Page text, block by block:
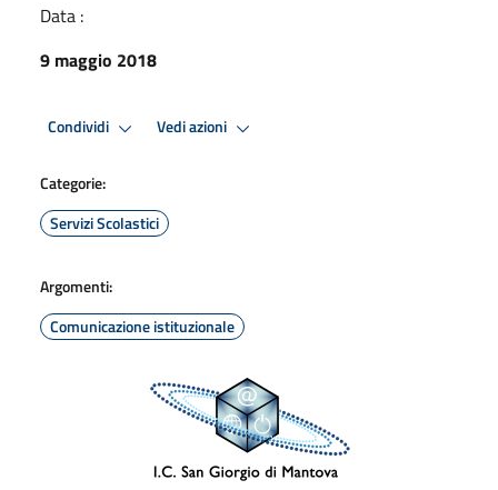
Data :
9 maggio 2018
Condividi Vedi azioni
Categorie:
Servizi Scolastici
Argomenti:
Comunicazione istituzionale